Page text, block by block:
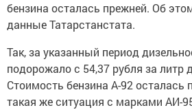
бензина осталась прежней. Об
данные Татарстанстата.
Так, за указанный период
подорожало с 54,37 рубля за литр
Стоимость бензина А-92 осталась
такая же ситуация с марками АИ-